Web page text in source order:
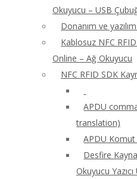
Okuyucu – USB
Donanım ve
Kablosuz NFC
Online – Ağ Okuyucu
NFC RFID SDK
APDU
translation)
APDU Komut
Desfire
Okuyucu